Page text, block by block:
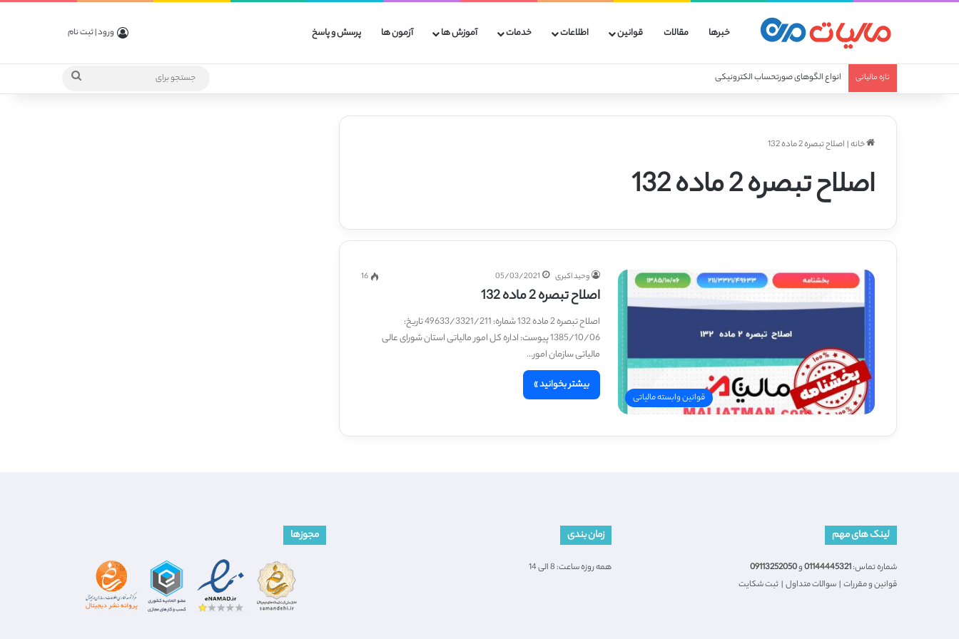
خبرها مقالات قوانین اطلاعات خدمات آموزش ها آزمون ها پرسش و پاسخ ورود | ثبت نام
تازه مالیاتی انواع الگوهای صورتحساب الکترونیکی
جستجو
خانه| اصلاح تبصره 2 ماده 132
اصلاح تبصره 2 ماده 132
قوانین وابسته مالیاتی
وحید اکبری 05/03/2021
16
اصلاح تبصره 2 ماده 132
اصلاح تبصره 2 ماده 132 شماره: 49633/3321/211 تاریخ:
1385/10/06 پیوست: اداره کل امور مالیاتی استان شورای عالی
مالیاتی سازمان امور…
بیشتر بخوانید »
لینک های مهم
شماره تماس:01144445321و09113252050
قوانین و مقررات | سوالات متداول | ثبت شکایت
زمان بندی
همه روزه ساعت: 8 الی 14
مجوزها